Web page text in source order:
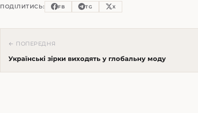
ПОДІЛИТИСЬ: FB TG X
← ПОПЕРЕДНЯ
Українські зірки виходять у глобальну моду